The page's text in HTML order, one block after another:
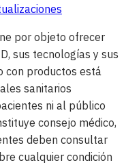
por objeto ofrecer
sus tecnologías y sus
con productos está
sanitarios
ni al público
consejo médico,
deben consultar
cualquier condición